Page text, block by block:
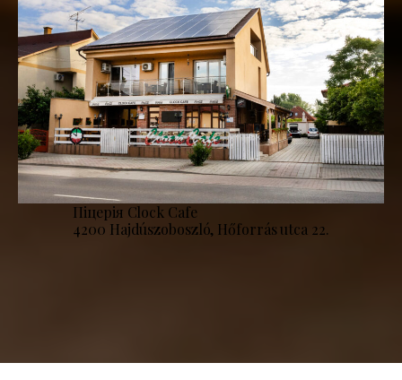
Піцерія Clock Cafe
4200 Hajdúszoboszló, Hőforrás utca 22.